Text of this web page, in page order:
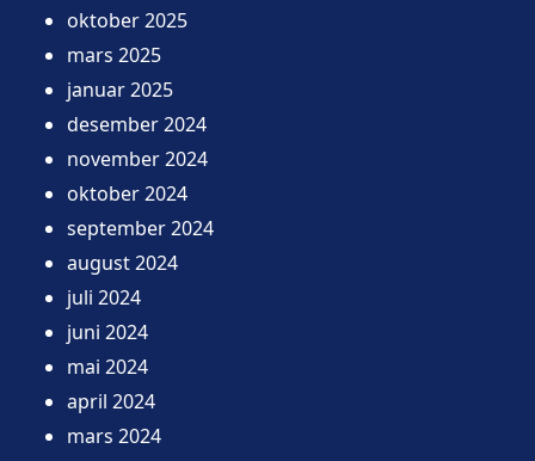
oktober 2025
mars 2025
januar 2025
desember 2024
november 2024
oktober 2024
september 2024
august 2024
juli 2024
juni 2024
mai 2024
april 2024
mars 2024